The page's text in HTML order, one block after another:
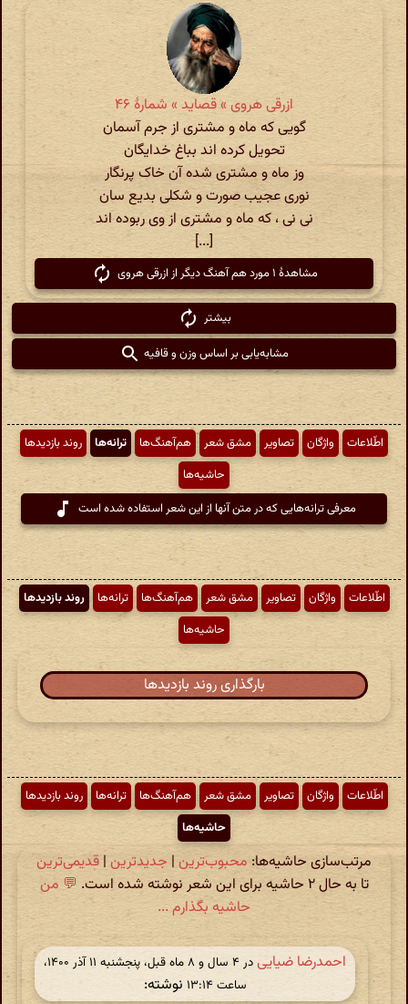
ازرقی هروی » قصاید » شمارهٔ ۴۶
گویی که ماه و مشتری از جرم آسمان
تحویل کرده اند بباغ خدایگان
وز ماه و مشتری شده آن خاک پرنگار
نوری عجیب صورت و شکلی بدیع سان
نی نی ، که ماه و مشتری از وی ربوده اند
[...]
مشاهدهٔ ۱ مورد هم آهنگ دیگر از ازرقی هروی
بیشتر
مشابه‌یابی بر اساس وزن و قافیه
اطّلاعات واژگان تصاویر مشق شعر هم‌آهنگ‌ها ترانه‌ها
روند بازدیدها
حاشیه‌ها
معرفی ترانه‌هایی که در متن آنها از این شعر استفاده شده است
اطّلاعات واژگان تصاویر مشق شعر هم‌آهنگ‌ها ترانه‌ها
روند بازدیدها
حاشیه‌ها
بارگذاری روند بازدیدها
اطّلاعات واژگان تصاویر مشق شعر هم‌آهنگ‌ها ترانه‌ها
روند بازدیدها
حاشیه‌ها
مرتب‌سازی حاشیه‌ها: محبوب‌ترین | جدیدترین |قدیمی‌ترین
تا به حال ۲ حاشیه برای این شعر نوشته شده است.
💬 من
حاشیه بگذارم ...
احمدرضا ضیایی
در ‫۴ سال و ۸ ماه قبل، پنجشنبه ۱۱ آذر ۱۴۰۰،
ساعت ۱۳:۱۴
نوشته: